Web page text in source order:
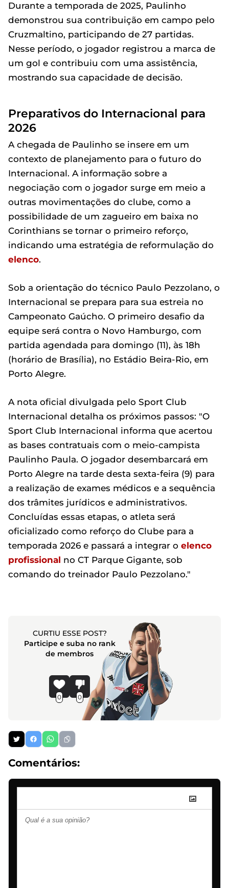
Durante a temporada de 2025, Paulinho
demonstrou sua contribuição em campo pelo
Cruzmaltino, participando de 27 partidas.
Nesse período, o jogador registrou a marca de
um gol e contribuiu com uma assistência,
mostrando sua capacidade de decisão.
Preparativos do Internacional para
2026
A chegada de Paulinho se insere em um
contexto de planejamento para o futuro do
Internacional. A informação sobre a
negociação com o jogador surge em meio a
outras movimentações do clube, como a
possibilidade de um zagueiro em baixa no
Corinthians se tornar o primeiro reforço,
indicando uma estratégia de reformulação do
elenco.
Sob a orientação do técnico Paulo Pezzolano, o
Internacional se prepara para sua estreia no
Campeonato Gaúcho. O primeiro desafio da
equipe será contra o Novo Hamburgo, com
partida agendada para domingo (11), às 18h
(horário de Brasília), no Estádio Beira-Rio, em
Porto Alegre.
A nota oficial divulgada pelo Sport Club
Internacional detalha os próximos passos: "O
Sport Club Internacional informa que acertou
as bases contratuais com o meio-campista
Paulinho Paula. O jogador desembarcará em
Porto Alegre na tarde desta sexta-feira (9) para
a realização de exames médicos e a sequência
dos trâmites jurídicos e administrativos.
Concluídas essas etapas, o atleta será
oficializado como reforço do Clube para a
temporada 2026 e passará a integrar o elenco
profissional no CT Parque Gigante, sob
comando do treinador Paulo Pezzolano."
CURTIU ESSE POST?
Participe e suba no rank
de membros
0 0
Comentários: